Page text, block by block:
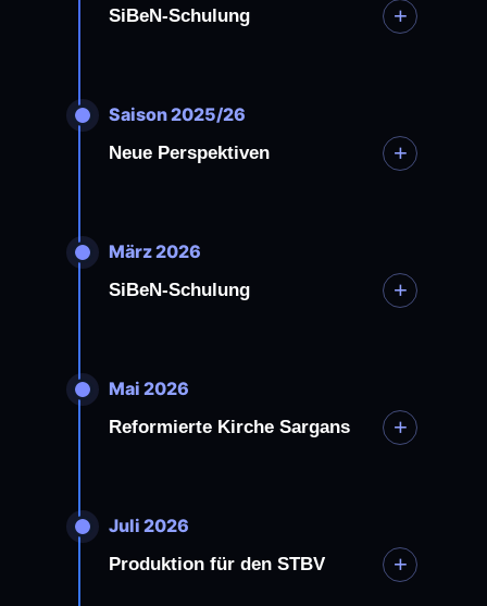
SiBeN-Schulung
+
Saison 2025/26
Neue Perspektiven
+
März 2026
SiBeN-Schulung
+
Mai 2026
Reformierte Kirche Sargans
+
Juli 2026
Produktion für den STBV
+